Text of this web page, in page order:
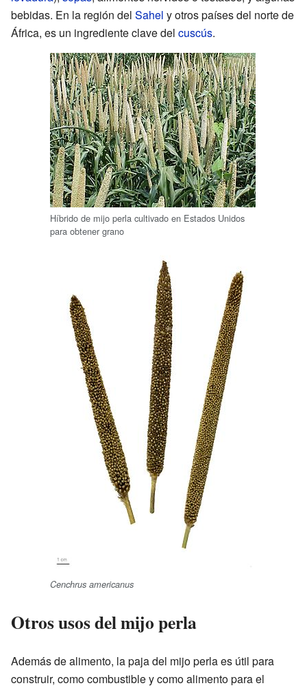
bebidas. En la región del Sahel y otros países del norte de
África, es un ingrediente clave del cuscús.
Híbrido de mijo perla cultivado en Estados Unidos
para obtener grano
Cenchrus americanus
Otros usos del mijo perla
Además de alimento, la paja del mijo perla es útil para
construir, como combustible y como alimento para el